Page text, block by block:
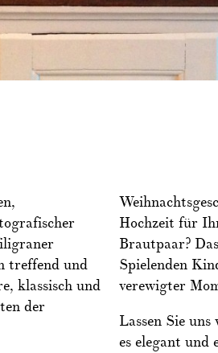
treffend und
klassisch und
der
Hochzeit für
Brautpaar?
Spielenden
verewigter
Lassen Sie
es elegant und